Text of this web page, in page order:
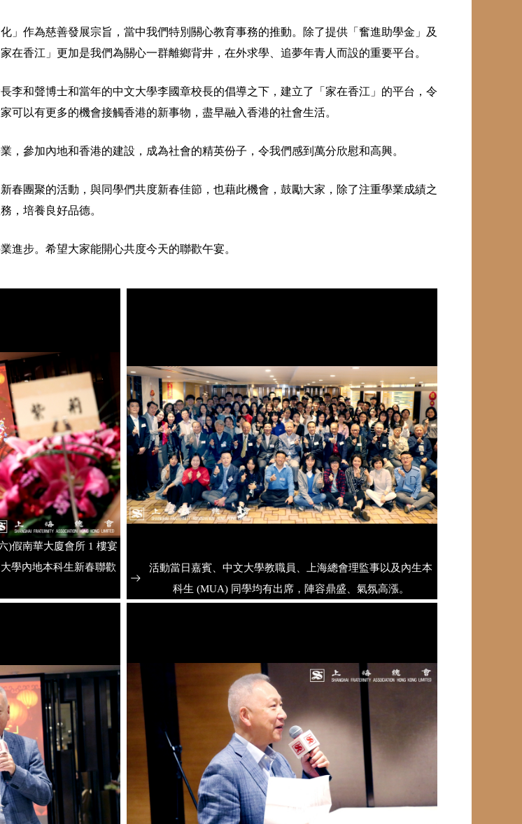
」作為慈善發展宗旨，當中我們特別關心教育事務的推動。除了提供「奮進助學金」及
在香江」更加是我們為關心一群離鄉背井，在外求學、追夢年青人而設的重要平台。
李和聲博士和當年的中文大學李國章校長的倡導之下，建立了「家在香江」的平台，令
可以有更多的機會接觸香港的新事物，盡早融入香港的社會生活。
，參加內地和香港的建設，成為社會的精英份子，令我們感到萬分欣慰和高興。
春團聚的活動，與同學們共度新春佳節，也藉此機會，鼓勵大家，除了注重學業成績之
，培養良好品德。
步。希望大家能開心共度今天的聯歡午宴。
)假南華大廈會所 1 樓宴
學內地本科生新春聯歡
活動當日嘉賓、中文大學教職員、上海總會理監事以及內生本
科生 (MUA) 同學均有出席，陣容鼎盛、氣氛高漲。